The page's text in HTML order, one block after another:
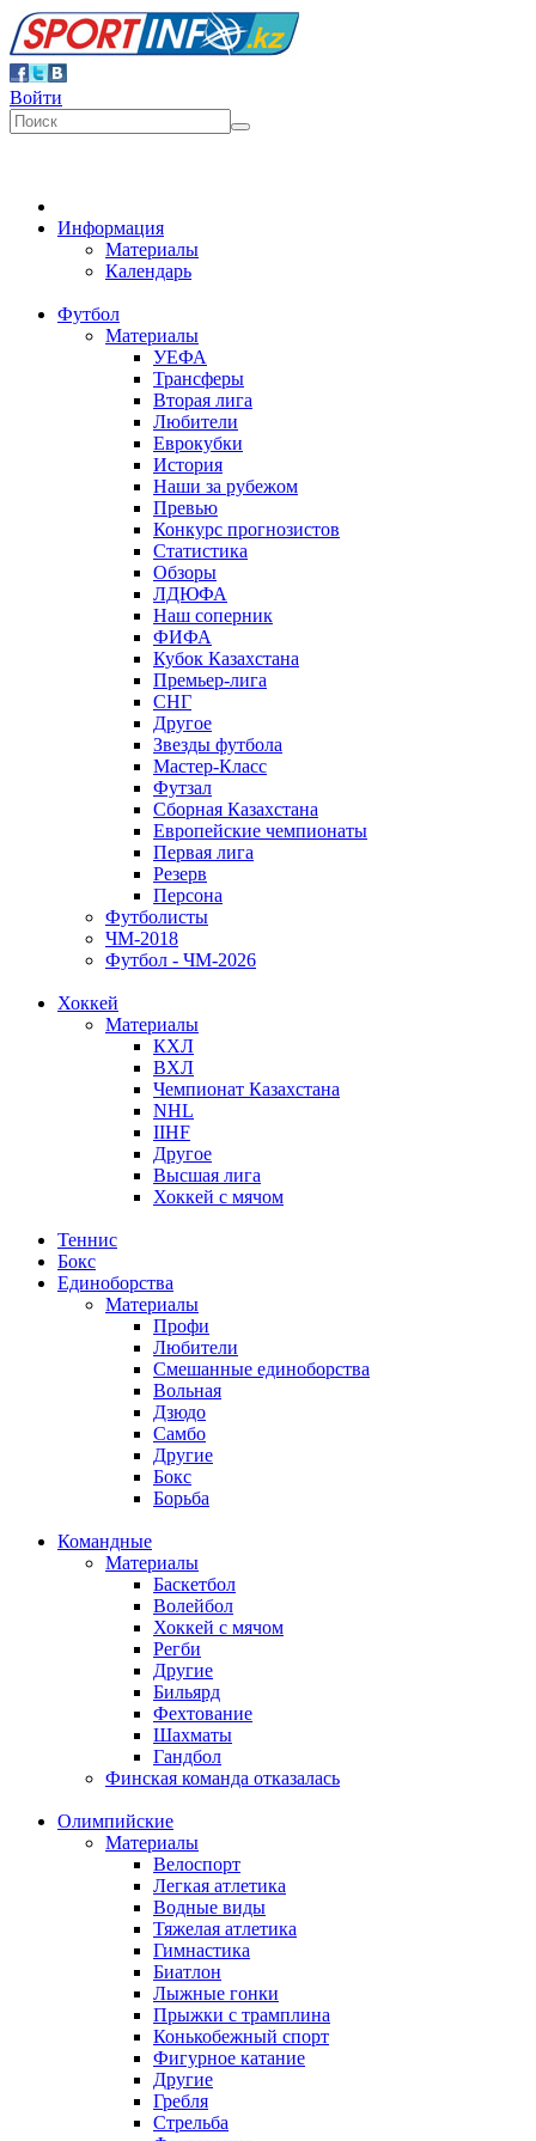
Войти
Информация
Материалы
Календарь
Футбол
Материалы
УЕФА
Трансферы
Вторая лига
Любители
Еврокубки
История
Наши за рубежом
Превью
Конкурс прогнозистов
Статистика
Обзоры
ЛДЮФА
Наш соперник
ФИФА
Кубок Казахстана
Премьер-лига
СНГ
Другое
Звезды футбола
Мастер-Класс
Футзал
Сборная Казахстана
Европейские чемпионаты
Первая лига
Резерв
Персона
Футболисты
ЧМ-2018
Футбол - ЧМ-2026
Хоккей
Материалы
КХЛ
ВХЛ
Чемпионат Казахстана
NHL
IIHF
Другое
Высшая лига
Хоккей с мячом
Теннис
Бокс
Единоборства
Материалы
Профи
Любители
Смешанные единоборства
Вольная
Дзюдо
Самбо
Другие
Бокс
Борьба
Командные
Материалы
Баскетбол
Волейбол
Хоккей с мячом
Регби
Другие
Бильярд
Фехтование
Шахматы
Гандбол
Финская команда отказалась
Олимпийские
Материалы
Велоспорт
Легкая атлетика
Водные виды
Тяжелая атлетика
Гимнастика
Биатлон
Лыжные гонки
Прыжки с трамплина
Конькобежный спорт
Фигурное катание
Другие
Гребля
Стрельба